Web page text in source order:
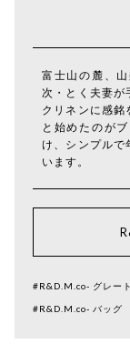
富士山の麓、
次・とく夫妻が
クリネンに感
と始めたのが
け、シンプルで
います。
#R&D.M.co- グレー
#R&D.M.co- バッグ